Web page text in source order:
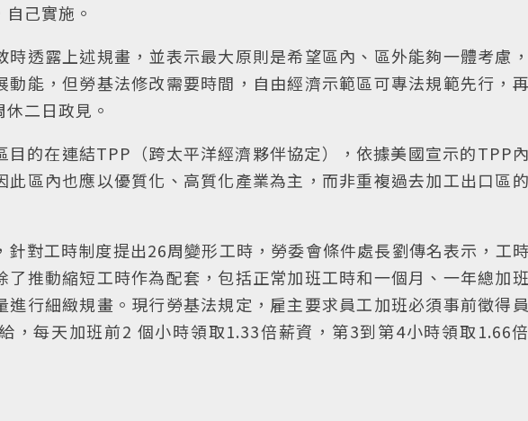
己實施。
時透露上述規畫，並表示最大原則是希望區內、區外能夠一體考慮
動能，但勞基法修改需要時間，自由經濟示範區可專法規範先行，
二日政見。
目的在連結TPP（跨太平洋經濟夥伴協定），依據美國宣示的TPP
此區內也應以優質化、高質化產業為主，而非重複過去加工出口區
對工時制度提出26周變形工時，勞委會條件處長劉傳名表示，工
了推動縮短工時作為配套，包括正常加班工時和一個月、一年總加
進行細緻規畫。現行勞基法規定，雇主要求員工加班必須事前徵得
，每天加班前2 個小時領取1.33倍薪資，第3到第4小時領取1.66